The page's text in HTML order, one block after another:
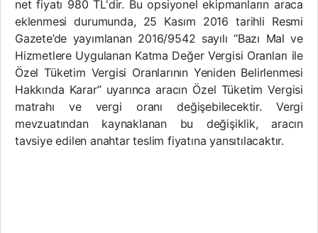
net fiyatı 980 TL'dir. Bu opsiyonel ekipmanların araca
eklenmesi durumunda, 25 Kasım 2016 tarihli Resmi
Gazete’de yayımlanan 2016/9542 sayılı “Bazı Mal ve
Hizmetlere Uygulanan Katma Değer Vergisi Oranları ile
Özel Tüketim Vergisi Oranlarının Yeniden Belirlenmesi
Hakkında Karar” uyarınca aracın Özel Tüketim Vergisi
matrahı ve vergi oranı değişebilecektir. Vergi
mevzuatından kaynaklanan bu değişiklik, aracın
tavsiye edilen anahtar teslim fiyatına yansıtılacaktır.